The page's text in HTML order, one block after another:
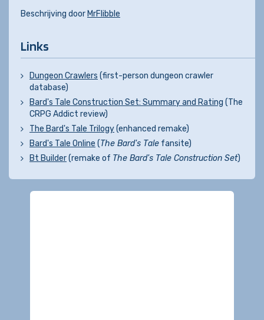
Beschrijving door MrFlibble
Links
Dungeon Crawlers (first-person dungeon crawler
database)
Bard's Tale Construction Set: Summary and Rating (The
CRPG Addict review)
The Bard's Tale Trilogy(enhanced remake)
Bard's Tale Online (The Bard's Tale fansite)
Bt Builder(remake of The Bard's Tale Construction Set)